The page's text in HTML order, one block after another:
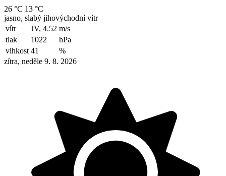
26 °C 13 °C
jasno, slabý jihovýchodní vítr
vítr
JV, 4.52 m/s
tlak
1022
hPa
vlhkost 41
%
zítra, neděle 9. 8. 2026